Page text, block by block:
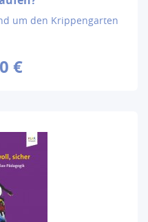
um den Krippengarten
€